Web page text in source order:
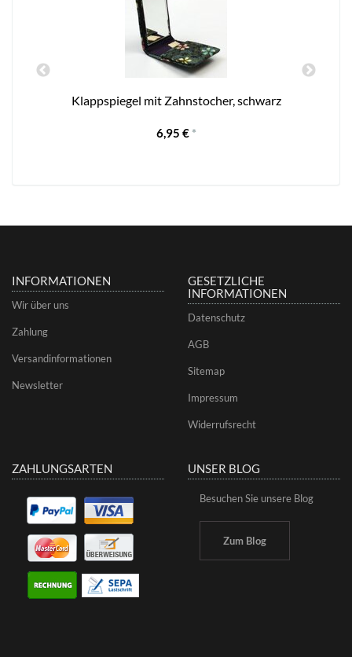
Klappspiegel mit Zahnstocher, schwarz
6,95 € *
INFORMATIONEN
Wir über uns
Zahlung
Versandinformationen
Newsletter
GESETZLICHE
INFORMATIONEN
Datenschutz
AGB
Sitemap
Impressum
Widerrufsrecht
ZAHLUNGSARTEN UNSER BLOG
Besuchen Sie unsere Blog
Zum Blog